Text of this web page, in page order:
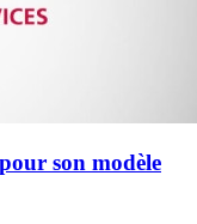
son modèle